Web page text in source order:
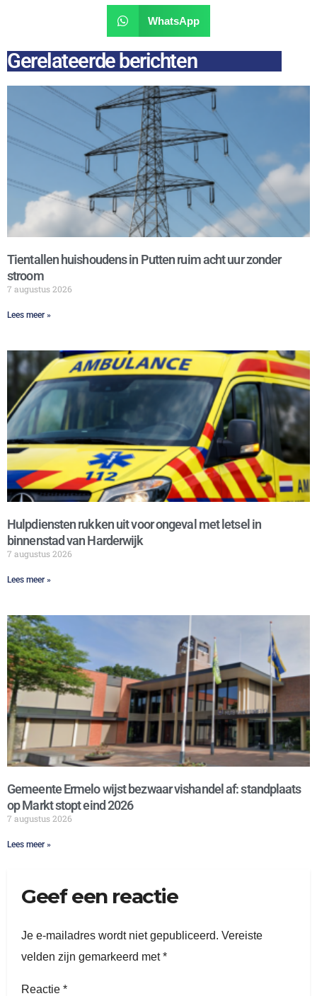
WhatsApp
Gerelateerde berichten
Tientallen huishoudens in Putten ruim acht uur zonder
stroom
7 augustus 2026
Lees meer »
Hulpdiensten rukken uit voor ongeval met letsel in
binnenstad van Harderwijk
7 augustus 2026
Lees meer »
Gemeente Ermelo wijst bezwaar vishandel af: standplaats
op Markt stopt eind 2026
7 augustus 2026
Lees meer »
Geef een reactie
Je e-mailadres wordt niet gepubliceerd. Vereiste
velden zijn gemarkeerd met*
Reactie *